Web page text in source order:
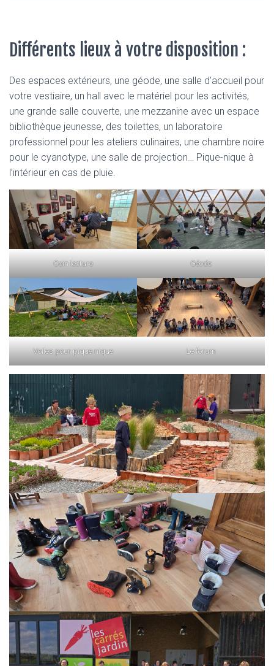
Différents lieux à votre disposition :
Des espaces extérieurs, une géode, une salle d’accueil pour
votre vestiaire, un hall avec le matériel pour les activités,
une grande salle couverte, une mezzanine avec un espace
bibliothèque jeunesse, des toilettes, un laboratoire
professionnel pour les ateliers culinaires, une chambre noire
pour le cyanotype, une salle de projection… Pique-nique à
l’intérieur en cas de pluie.
Coin lecture Géode
Voiles pour pique nique Le forum